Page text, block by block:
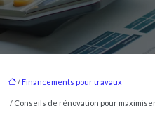
/ Financements pour travaux
/ Conseils de rénovation pour